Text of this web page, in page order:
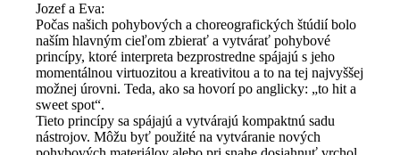
Jozef a Eva:
Počas našich pohybových a choreografických štúdií bolo
naším hlavným cieľom zbierať a vytvárať pohybové
princípy, ktoré interpreta bezprostredne spájajú s jeho
momentálnou virtuozitou a kreativitou a to na tej najvyššej
možnej úrovni. Teda, ako sa hovorí po anglicky: „to hit a
sweet spot“.
Tieto princípy sa spájajú a vytvárajú kompaktnú sadu
nástrojov. Môžu byť použité na vytváranie nových